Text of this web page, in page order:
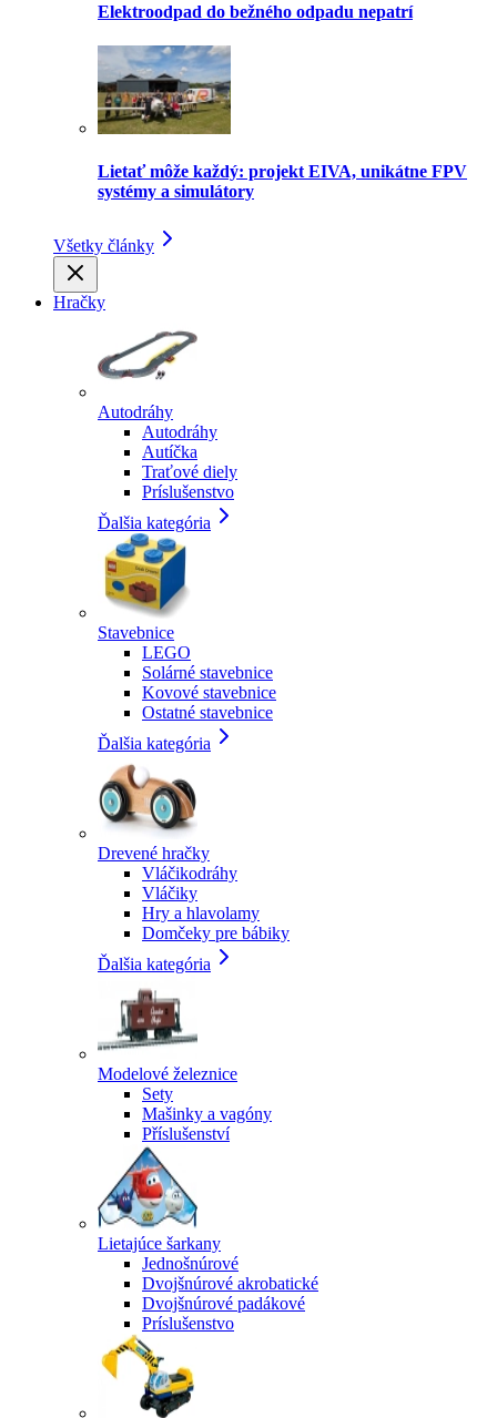
Elektroodpad do bežného odpadu nepatrí
Lietať môže každý: projekt EIVA, unikátne FPV
systémy a simulátory
Všetky články
Hračky
Autodráhy
Autodráhy
Autíčka
Traťové diely
Príslušenstvo
Ďalšia kategória
Stavebnice
LEGO
Solárné stavebnice
Kovové stavebnice
Ostatné stavebnice
Ďalšia kategória
Drevené hračky
Vláčikodráhy
Vláčiky
Hry a hlavolamy
Domčeky pre bábiky
Ďalšia kategória
Modelové železnice
Sety
Mašinky a vagóny
Příslušenství
Lietajúce šarkany
Jednošnúrové
Dvojšnúrové akrobatické
Dvojšnúrové padákové
Príslušenstvo